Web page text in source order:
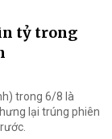
tỷ trong
trong 6/8 là
lại trúng phiên